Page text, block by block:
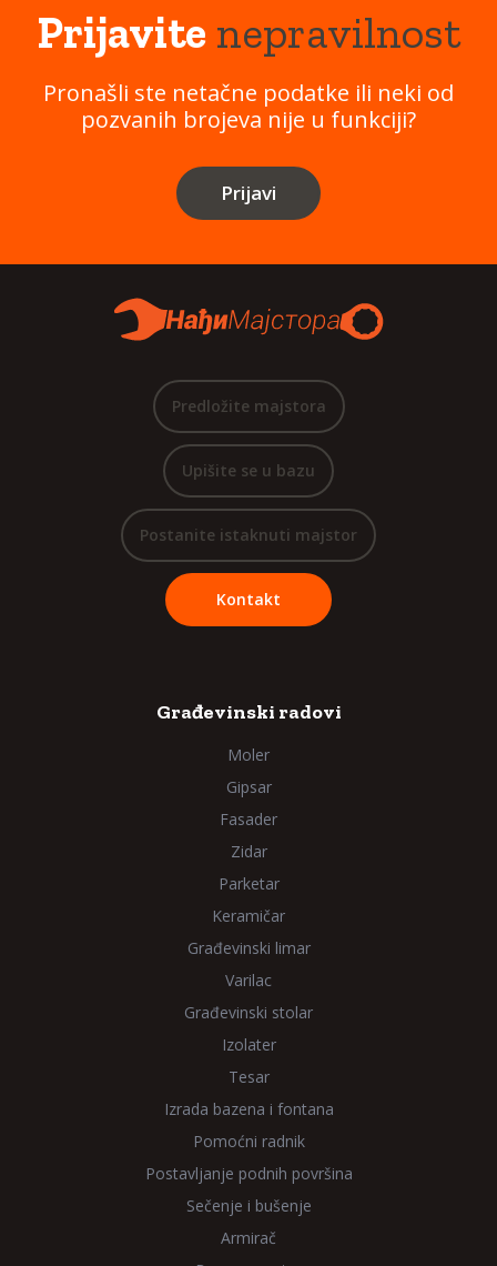
Prijavitenepravilnost
Pronašli ste netačne podatke ili neki od
pozvanih brojeva nije u funkciji?
Prijavi
Predložite majstora
Upišite se u bazu
Postanite istaknuti majstor
Kontakt
Građevinski radovi
Moler
Gipsar
Fasader
Zidar
Parketar
Keramičar
Građevinski limar
Varilac
Građevinski stolar
Izolater
Tesar
Izrada bazena i fontana
Pomoćni radnik
Postavljanje podnih površina
Sečenje i bušenje
Armirač